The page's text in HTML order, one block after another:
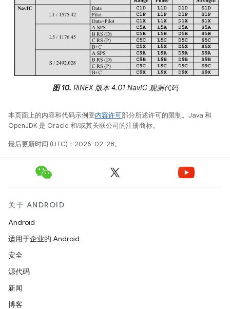
图 10. RINEX 版本 4.01 NavIC 观测代码
本页面上的内容和代码示例受内容许可部分所述许可的限制。Java 和
OpenJDK 是 Oracle 和/或其关联公司的注册商标。
最后更新时间 (UTC)：2026-02-28。
关于 ANDROID
Android
适用于企业的 Android
安全
源代码
新闻
博客